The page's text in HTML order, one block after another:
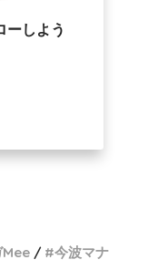
ーしよう
Mee 今波マナ